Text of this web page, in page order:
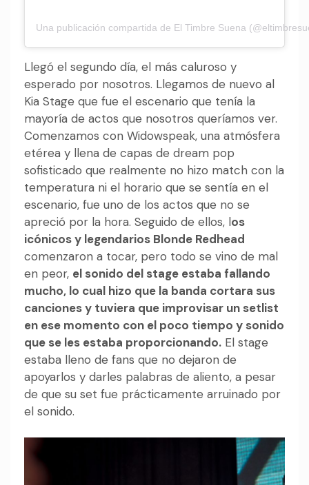
Una publicación compartida de El Timbre Suena
Llegó el segundo día, el más caluroso y
esperado por nosotros. Llegamos de nuevo al
Kia Stage que fue el escenario que tenía la
mayoría de actos que nosotros queríamos ver.
Comenzamos con Widowspeak, una atmósfera
etérea y llena de capas de dream pop
sofisticado que realmente no hizo match con la
temperatura ni el horario que se sentía en el
escenario, fue uno de los actos que no se
apreció por la hora. Seguido de ellos, los
icónicos y legendarios Blonde Redhead
comenzaron a tocar, pero todo se vino de mal
en peor, el sonido del stage estaba fallando
mucho, lo cual hizo que la banda cortara sus
canciones y tuviera que improvisar un setlist
en ese momento con el poco tiempo y sonido
que se les estaba proporcionando. El stage
estaba lleno de fans que no dejaron de
apoyarlos y darles palabras de aliento, a pesar
de que su set fue prácticamente arruinado por
el sonido.